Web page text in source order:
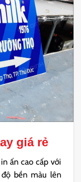
giá rẻ
ấn cao cấp với
bền màu lên